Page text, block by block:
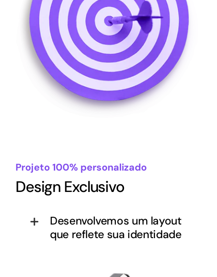
Projeto 100% personalizado
Design Exclusivo
Desenvolvemos um layout
que reflete sua identidade